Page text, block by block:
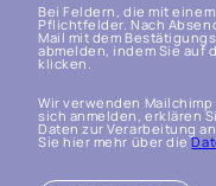
Bei Feldern, die mit
Pflichtfelder. Nach
Mail mit dem
abmelden, indem Sie auf
klicken.
Wir verwenden
sich anmelden, erklären
Daten zur Verarbeitung
Sie hier mehr über die